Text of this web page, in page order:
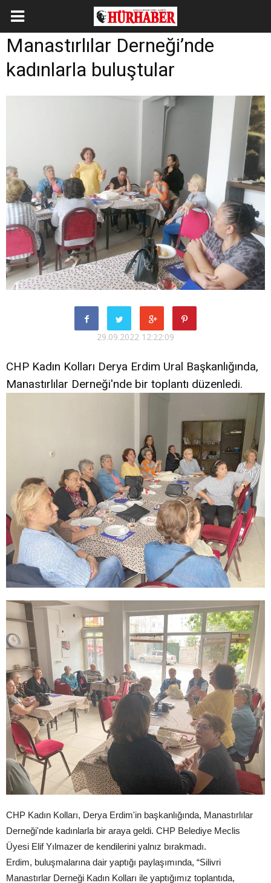
Manastırlılar Derneği’nde
kadınlarla buluştular
29.09.2022 12:22:09
CHP Kadın Kolları Derya Erdim Ural Başkanlığında,
Manastırlılar Derneği'nde bir toplantı düzenledi.
CHP Kadın Kolları, Derya Erdim'in başkanlığında, Manastırlılar
Derneği'nde kadınlarla bir araya geldi. CHP Belediye Meclis
Üyesi Elif Yılmazer de kendilerini yalnız bırakmadı.
Erdim, buluşmalarına dair yaptığı paylaşımında, “Silivri
Manastırlar Derneği Kadın Kolları ile yaptığımız toplantıda,